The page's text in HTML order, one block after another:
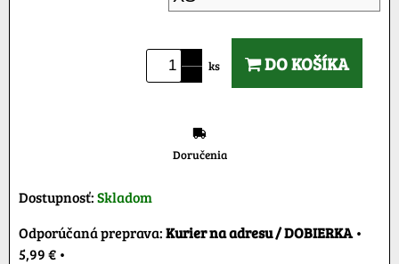
ks DO KOŠÍKA
Doručenia
Dostupnosť:Skladom
Kurier na adresu / DOBIERKA•
5,99 € •